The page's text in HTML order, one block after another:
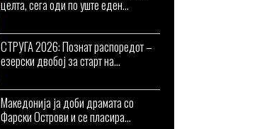
целта, сега оди по уште еден...
СТРУГА 2026: Познат распоредот –
езерски двобој за старт на...
Македонија ја доби драмата со
Фарски Острови и се пласира...